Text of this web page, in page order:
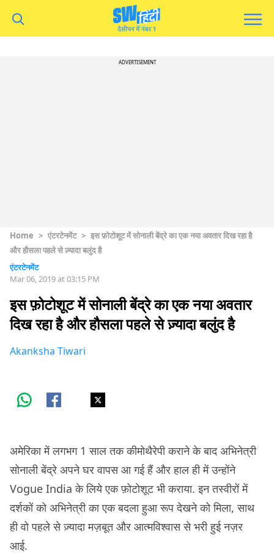
ADVERTISEMENT
Home > एंटरटेनमेंट > इस फ़ोटोशूट में सोनाली बेंद्रे का एक नया अवतार दिख रहा है
और हौसला पहले से ज़्यादा बलुंद है
एंटरटेनमेंट
Mar 06, 2019 at 03:15 PM
इस फ़ोटोशूट में सोनाली बेंद्रे का एक नया अवतार
दिख रहा है और हौसला पहले से ज़्यादा बलुंद है
Akanksha Tiwari
अमेरिका में लगभग 1 साल तक कीमोथैरेपी कराने के बाद अभिनेत्री
सोनाली बेंद्रे अपने घर वापस आ गई हैं और हाल ही में उन्होंने
Vogue India के लिये एक फ़ोटोशूट भी कराया. इन तस्वीरों में
दर्शकों को अभिनेत्री का एक बदला हुआ रूप देखने को मिला, साथ
ही वो पहले से ज़्यादा मज़बूत और आत्मविश्वास से भरी हुई नज़र
आई.